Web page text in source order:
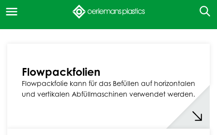
Flowpackfolien
Flowpackfolie kann für das Befüllen auf horizontalen
und vertikalen Abfüllmaschinen verwendet werden.